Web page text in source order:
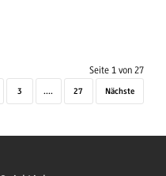
Seite 1 von 27
3 .... 27 Nächste